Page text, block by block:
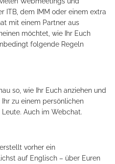
ITB, dem IMM oder einem extra
mit einem Partner aus
möchtet, wie Ihr Euch
folgende Regeln
so, wie Ihr Euch anziehen und
zu einem persönlichen
Auch im Webchat.
vorher ein
auf Englisch – über Euren